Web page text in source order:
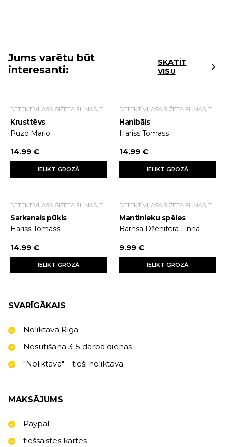
Jums varētu būt
interesanti:
SKATĪT
VISU
DETEKTĪVI, ASA SIŽETA FILMAS, TRILLERI.
Krusttēvs
Puzo Mario
14.99 €
IELIKT GROZĀ
DETEKTĪVI, ASA SIŽETA FILMAS, TRILLERI.
Hanibāls
Hariss Tomass
14.99 €
IELIKT GROZĀ
DETEKTĪVI, ASA SIŽETA FILMAS, TRILLERI.
Sarkanais pūķis
Hariss Tomass
14.99 €
IELIKT GROZĀ
DETEKTĪVI, ASA SIŽETA FILMAS, TRILLERI.
Mantinieku spēles
Bārnsa Dženifera Linna
9.99 €
IELIKT GROZĀ
SVARĪGĀKAIS
Noliktava Rīgā
Nosūtīšana 3-5 darba dienas
"Noliktavā" – tieši noliktavā
MAKSĀJUMS
Paypal
tiešsaistes kartes